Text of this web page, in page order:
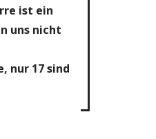
ist ein
uns nicht
nur 17 sind